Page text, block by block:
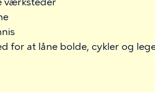
for at låne bolde, cykler og